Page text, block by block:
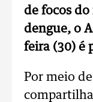
de focos
dengue, o
feira (30) é
Por meio